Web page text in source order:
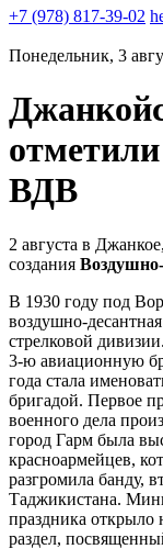
+7 (978) 817-39-02
Понедельник, 3
ВДВ
2 августа в
создания
В 1930 году под
воздушно-
стрелковой
3-ю авиационную
года стала
бригадой. Первое
военного дела
город Гарм была
красноармейцев,
разгромила банду,
Таджикистана.
праздника открыло
раздел,